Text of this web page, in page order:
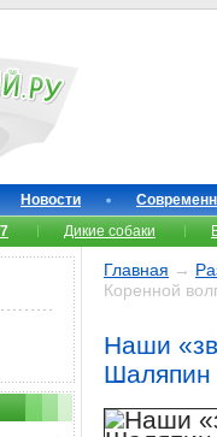
Новости
Дикие собаки
Главная →
Коренной
Наши
Шаляпин